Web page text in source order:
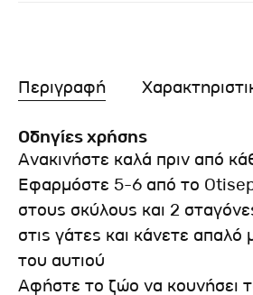
Περιγραφή
Οδηγίες χρήσης
Ανακινήστε καλά πριν από
Εφαρμόστε 5-6 από το
στους σκύλους και 2
στις γάτες και κάνετε
του αυτιού
Αφήστε το ζώο να κουνήσει